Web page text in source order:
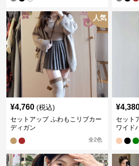
人気
¥4,760 (税込)
セットアップ ふわもこリブカー
ディガン
全2色
¥
セット
ワイド